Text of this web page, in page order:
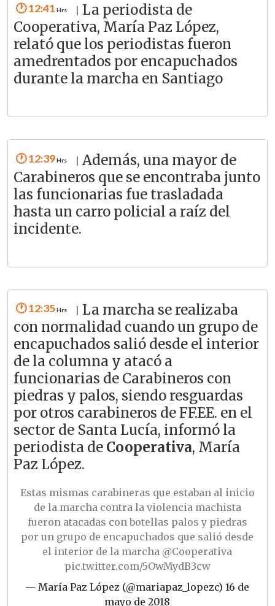
12:41
La periodista de
Cooperativa, María Paz López,
relató que los periodistas fueron
amedrentados por encapuchados
durante la marcha en Santiago
12:39
Además, una mayor de
Carabineros que se encontraba junto
las funcionarias fue trasladada
hasta un carro policial a raíz del
incidente.
12:35
La marcha se realizaba
con normalidad cuando un grupo de
encapuchados salió desde el interior
de la columna y atacó a
funcionarias de Carabineros con
piedras y palos, siendo resguardas
por otros carabineros de FF.EE. en el
sector de Santa Lucía, informó la
periodista de Cooperativa, María
Paz López.
Estas mismas carabineras que estaban al inicio
de la marcha contra la violencia machista
fueron atacadas con botellas palos y piedras
por un grupo de encapuchados que salió desde
el interior de la marcha @Cooperativa
pic.twitter.com/5OwMydB3cw
— María Paz López (@mariapaz_lopezc)16 de
mayo de 2018